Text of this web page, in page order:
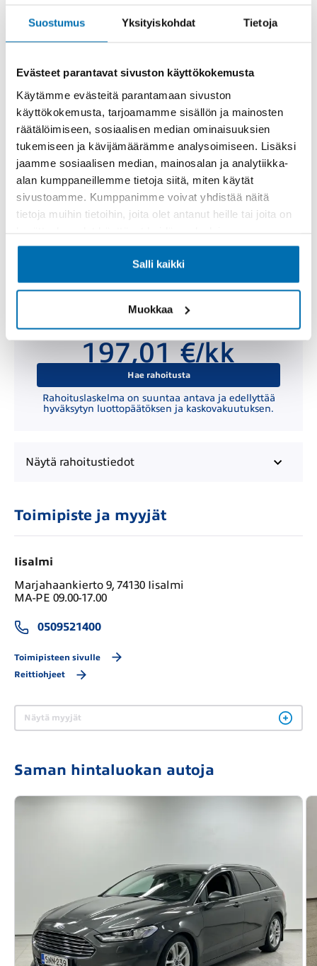
Suostumus Yksityiskohdat Tietoja
Evästeet parantavat sivuston käyttökokemusta
Käytämme evästeitä parantamaan sivuston
käyttökokemusta, tarjoamamme sisällön ja mainosten
räätälöimiseen, sosiaalisen median ominaisuuksien
tukemiseen ja kävijämäärämme analysoimiseen. Lisäksi
jaamme sosiaalisen median, mainosalan ja analytiikka-
alan kumppaneillemme tietoja siitä, miten käytät
sivustoamme. Kumppanimme voivat yhdistää näitä
tietoja muihin tietoihin, joita olet antanut heille tai joita on
Salli kaikki
Muokkaa
Käsiraha tai vaihtoauto (€)
Suurempi viimeinen erä (€)
Kuukausierä
197,01 €/kk
Hae rahoitusta
Rahoituslaskelma on suuntaa antava ja edellyttää
hyväksytyn luottopäätöksen ja kaskovakuutuksen.
Näytä rahoitustiedot
Toimipiste ja myyjät
Iisalmi
Marjahaankierto 9, 74130 Iisalmi
MA-PE 09.00-17.00
0509521400
Toimipisteen sivulle
Reittiohjeet
Näytä myyjät
Saman hintaluokan autoja